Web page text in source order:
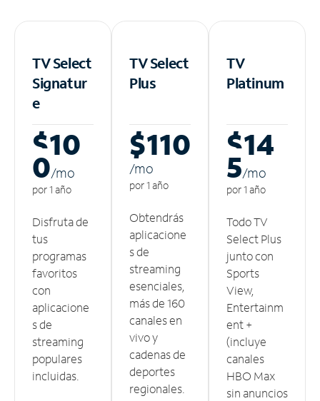
TV Select
Signatur
e
$10
0/mo
por 1 año
Disfruta de
tus
programas
favoritos
con
aplicacione
s de
streaming
populares
incluidas.
TV Select
Plus
$110
/mo
por 1 año
Obtendrás
aplicacione
s de
streaming
esenciales,
más de 160
canales en
vivo y
cadenas de
deportes
regionales.
TV
Platinum
$14
5/mo
por 1 año
Todo TV
Select Plus
junto con
Sports
View,
Entertainm
ent +
(incluye
canales
HBO Max
sin anuncios